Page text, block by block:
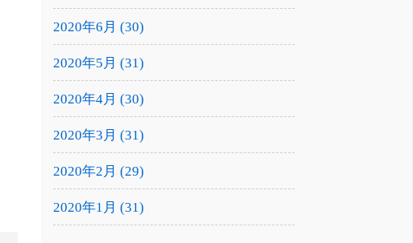
2020年6月 (30)
2020年5月 (31)
2020年4月 (30)
2020年3月 (31)
2020年2月 (29)
2020年1月 (31)